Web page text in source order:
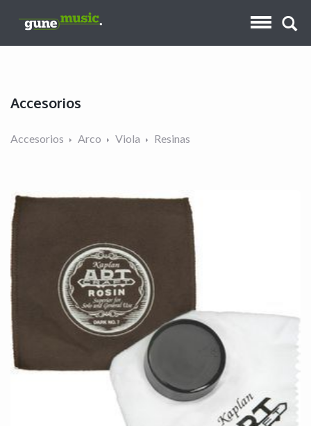
Accesorios
Accesorios Arco Viola Resinas